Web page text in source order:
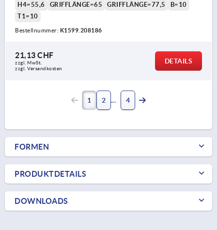
H4=55,6
GRIFFLÄNGE=65 GRIFFLÄNGE=77,5
B=10
T1=10
Bestellnummer: K1599.208186
21,13 CHF
zzgl. MwSt.
zzgl. Versandkosten
DETAILS
1 2 4
FORMEN
PRODUKTDETAILS
DOWNLOADS